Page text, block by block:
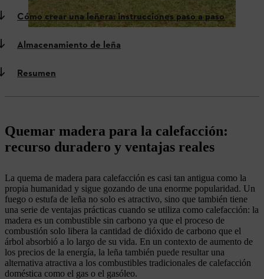
Cómo crear una leñera: instrucciones paso a paso
Almacenamiento de leña
Resumen
Quemar madera para la calefacción:
recurso duradero y ventajas reales
La quema de madera para calefacción es casi tan antigua como la
propia humanidad y sigue gozando de una enorme popularidad. Un
fuego o estufa de leña no solo es atractivo, sino que también tiene
una serie de ventajas prácticas cuando se utiliza como calefacción: la
madera es un combustible sin carbono ya que el proceso de
combustión solo libera la cantidad de dióxido de carbono que el
árbol absorbió a lo largo de su vida. En un contexto de aumento de
los precios de la energía, la leña también puede resultar una
alternativa atractiva a los combustibles tradicionales de calefacción
doméstica como el gas o el gasóleo.